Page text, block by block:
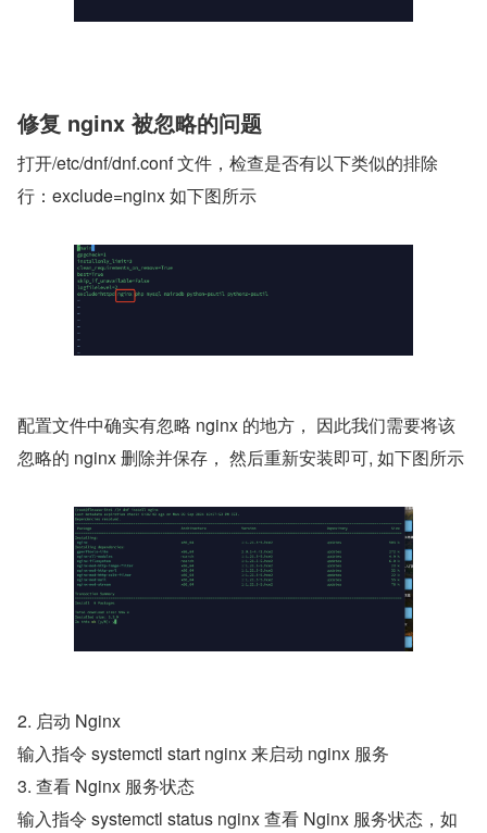
修复 nginx 被忽略的问题
打开/etc/dnf/dnf.conf 文件，检查是否有以下类似的排除
行：exclude=nginx 如下图所示
配置文件中确实有忽略 nginx 的地方， 因此我们需要将该
忽略的 nginx 删除并保存， 然后重新安装即可, 如下图所示
2. 启动 Nginx
输入指令 systemctl start nginx 来启动 nginx 服务
3. 查看 Nginx 服务状态
输入指令 systemctl status nginx 查看 Nginx 服务状态，如